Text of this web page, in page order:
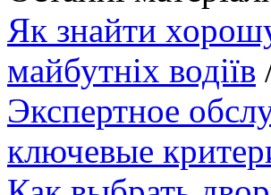
Як знайти
майбутніх водіїв
Экспертное
ключевые